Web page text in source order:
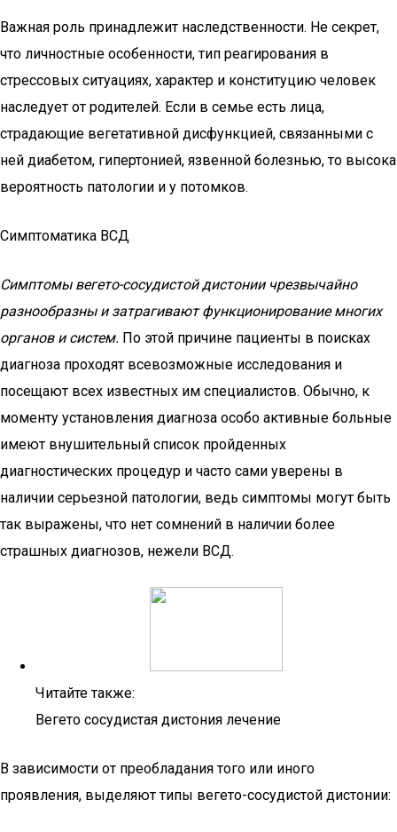
Важная роль принадлежит наследственности. Не секрет,
что личностные особенности, тип реагирования в
стрессовых ситуациях, характер и конституцию человек
наследует от родителей. Если в семье есть лица,
страдающие вегетативной дисфункцией, связанными с
ней диабетом, гипертонией, язвенной болезнью, то высока
вероятность патологии и у потомков.
Симптоматика ВСД
Симптомы вегето-сосудистой дистонии чрезвычайно
разнообразны и затрагивают функционирование многих
органов и систем. По этой причине пациенты в поисках
диагноза проходят всевозможные исследования и
посещают всех известных им специалистов. Обычно, к
моменту установления диагноза особо активные больные
имеют внушительный список пройденных
диагностических процедур и часто сами уверены в
наличии серьезной патологии, ведь симптомы могут быть
так выражены, что нет сомнений в наличии более
страшных диагнозов, нежели ВСД.
Читайте также:
Вегето сосудистая дистония лечение
В зависимости от преобладания того или иного
проявления, выделяют типы вегето-сосудистой дистонии: